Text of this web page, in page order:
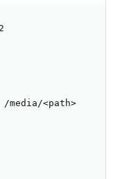
<path>